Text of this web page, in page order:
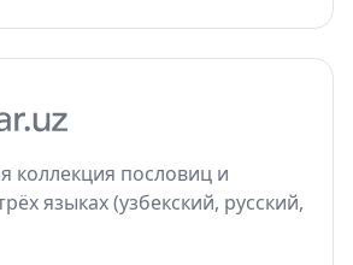
коллекция пословиц и
языках (узбекский, русский,